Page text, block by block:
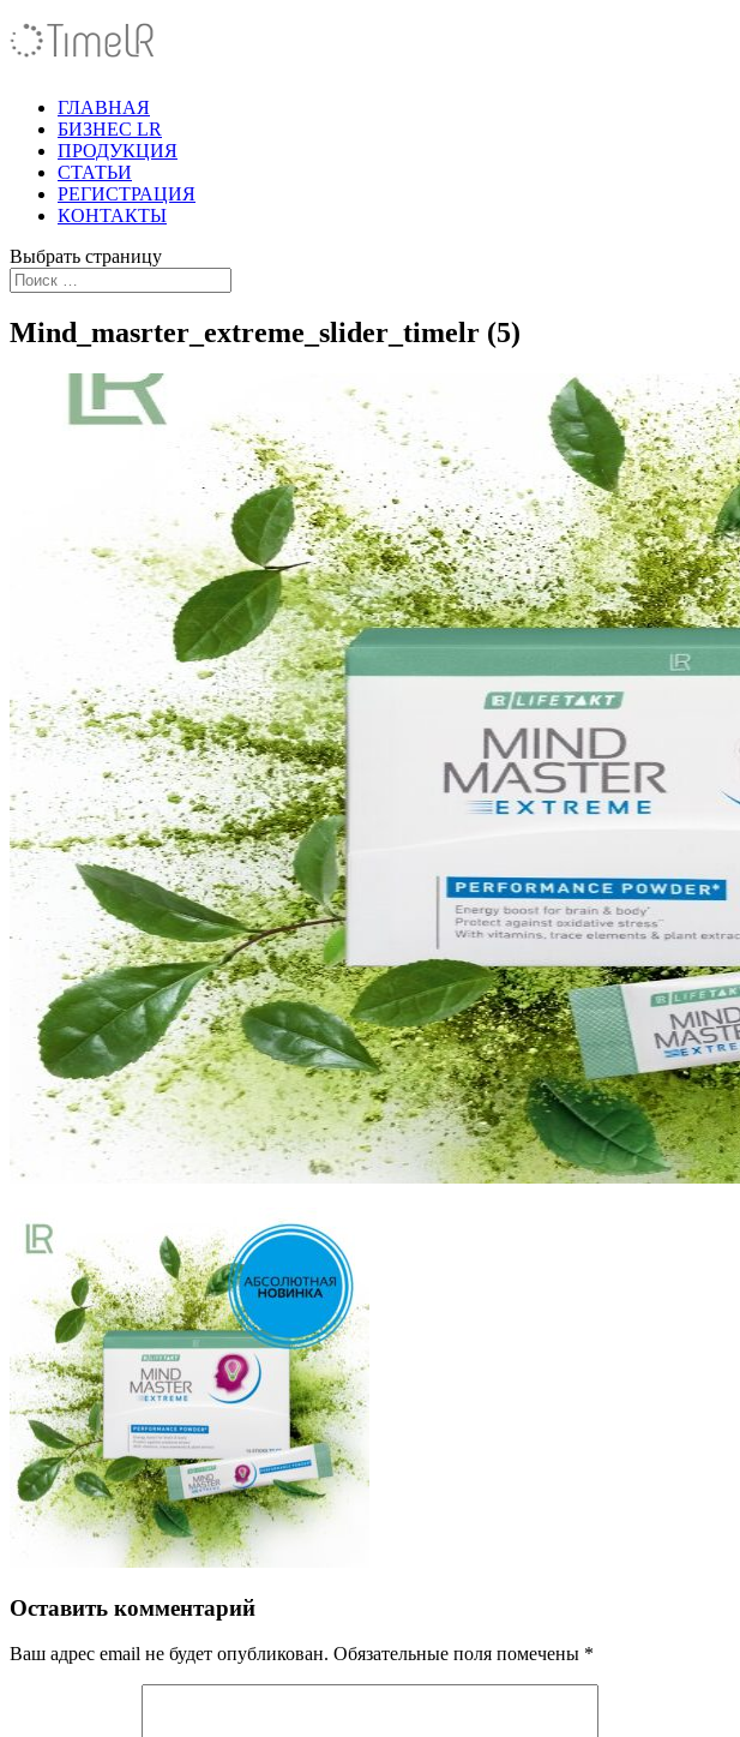
ГЛАВНАЯ
БИЗНЕС LR
ПРОДУКЦИЯ
СТАТЬИ
РЕГИСТРАЦИЯ
КОНТАКТЫ
Выбрать страницу
Mind_masrter_extreme_slider_timelr (5)
Оставить комментарий
Ваш адрес email не будет опубликован. Обязательные поля помечены *